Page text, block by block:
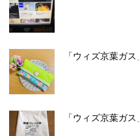
「ウィズ京葉ガ
「ウィズ京葉ガ